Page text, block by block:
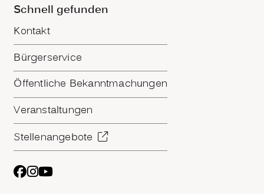
Schnell gefunden
Kontakt
Bürgerservice
Öffentliche Bekanntmachungen
Veranstaltungen
Stellenangebote